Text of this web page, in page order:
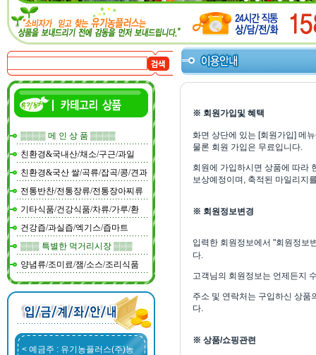
▒▒▒▒ 메 인 상 품 ▒▒▒▒
친환경&국내산/채소/구근/과일
친환경&국산 쌀/곡류/잡곡/콩/견과
전통반찬/전통장류/전통장아찌류
기타식품/건강식품/차류/가루/환
건강즙/과실즙/엑기스/즙마트
▒▒▒ 특별한 먹거리시장 ▒▒▒
양념류/조미료/잼/소스/조리식품
< 예금주 : 유기농플러스(주)농
※ 회원가입및 혜택
화면 상단에 있는 [회원가입] 메
물론 회원 가입은 무료입니다.
회원에 가입하시면 상품에 따라
보상예정이며, 축적된 마일리지
※ 회원정보변경
입력한 회원정보에서 "회원정보
다.
고객님의 회원정보는 언제든지
주소 및 연락처는 구입하신 상품
다.
※ 상품/쇼핑관련